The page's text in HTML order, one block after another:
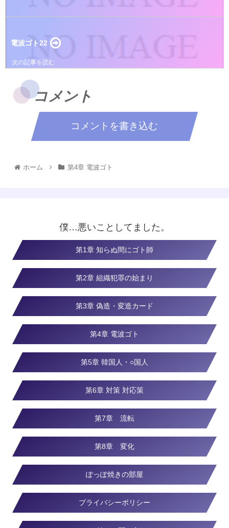
電波ゴト22
コメント
コメントを書き込む
ホーム 第4章 電波ゴト
僕…悪いことしてました。
第1章 知らぬ間にゴト師
第2章 組織犯罪の始まり
第3章 偽造・変造カード
第4章 電波ゴト
第5章 韓国人・○国人
第6章 対策 対応策
第7章 流転
第8章 変化
ぽっぽ焼きの部屋
プライバシーポリシー